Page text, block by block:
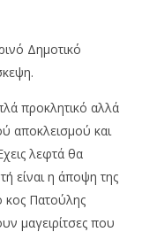
Δημοτικό
προκλητικό αλλά
αποκλεισμού και
λεφτά θα
είναι η άποψη της
κος Πατούλης
μαγειρίτσες που